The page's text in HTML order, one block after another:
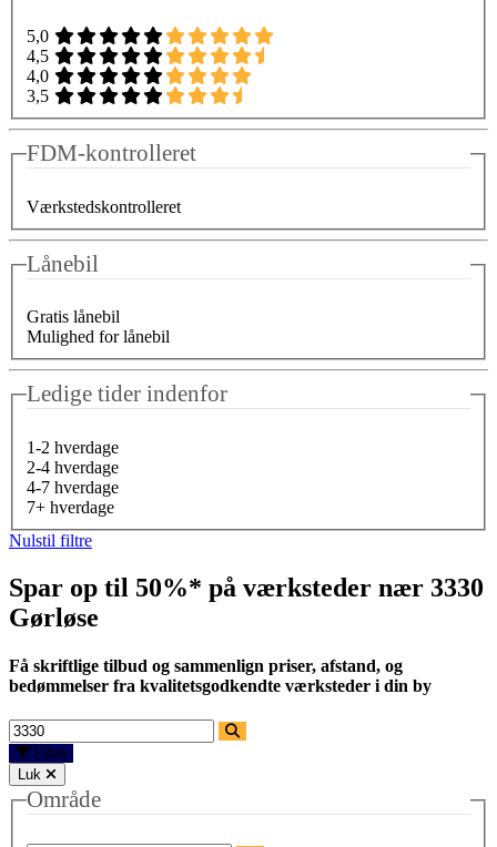
5,0
4,5
4,0
3,5
FDM-kontrolleret
Værkstedskontrolleret
Lånebil
Gratis lånebil
Mulighed for lånebil
Ledige tider indenfor
1-2 hverdage
2-4 hverdage
4-7 hverdage
7+ hverdage
Nulstil filtre
Spar op til 50%* på værksteder nær 3330
Gørløse
Få skriftlige tilbud og sammenlign priser, afstand, og
bedømmelser fra kvalitetsgodkendte værksteder i din by
Filtre
Luk
Område